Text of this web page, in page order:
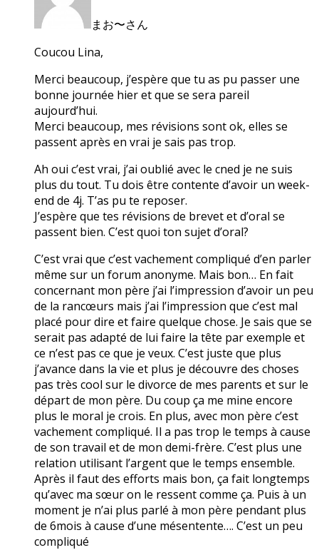
まお〜さん
Coucou Lina,
Merci beaucoup, j’espère que tu as pu passer une
bonne journée hier et que se sera pareil
aujourd’hui.
Merci beaucoup, mes révisions sont ok, elles se
passent après en vrai je sais pas trop.
Ah oui c’est vrai, j’ai oublié avec le cned je ne suis
plus du tout. Tu dois être contente d’avoir un week-
end de 4j. T’as pu te reposer.
J’espère que tes révisions de brevet et d’oral se
passent bien. C’est quoi ton sujet d’oral?
C’est vrai que c’est vachement compliqué d’en parler
même sur un forum anonyme. Mais bon… En fait
concernant mon père j’ai l’impression d’avoir un peu
de la rancœurs mais j’ai l’impression que c’est mal
placé pour dire et faire quelque chose. Je sais que se
serait pas adapté de lui faire la tête par exemple et
ce n’est pas ce que je veux. C’est juste que plus
j’avance dans la vie et plus je découvre des choses
pas très cool sur le divorce de mes parents et sur le
départ de mon père. Du coup ça me mine encore
plus le moral je crois. En plus, avec mon père c’est
vachement compliqué. Il a pas trop le temps à cause
de son travail et de mon demi-frère. C’est plus une
relation utilisant l’argent que le temps ensemble.
Après il faut des efforts mais bon, ça fait longtemps
qu’avec ma sœur on le ressent comme ça. Puis à un
moment je n’ai plus parlé à mon père pendant plus
de 6mois à cause d’une mésentente…. C’est un peu
compliqué